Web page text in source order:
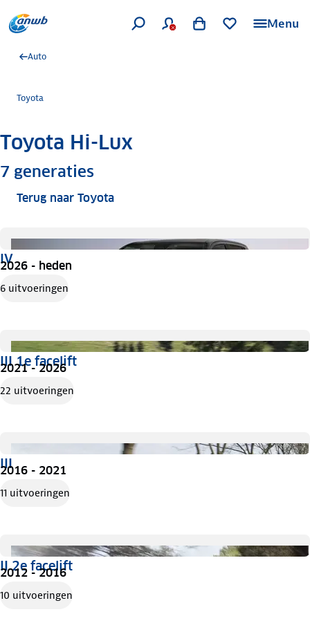
Menu
Auto
Toyota
Toyota Hi-Lux
7 generaties
Terug naar Toyota
IV
2026 - heden
6 uitvoeringen
III 1e facelift
2021 - 2026
22 uitvoeringen
III
2016 - 2021
11 uitvoeringen
II 2e facelift
2012 - 2016
10 uitvoeringen